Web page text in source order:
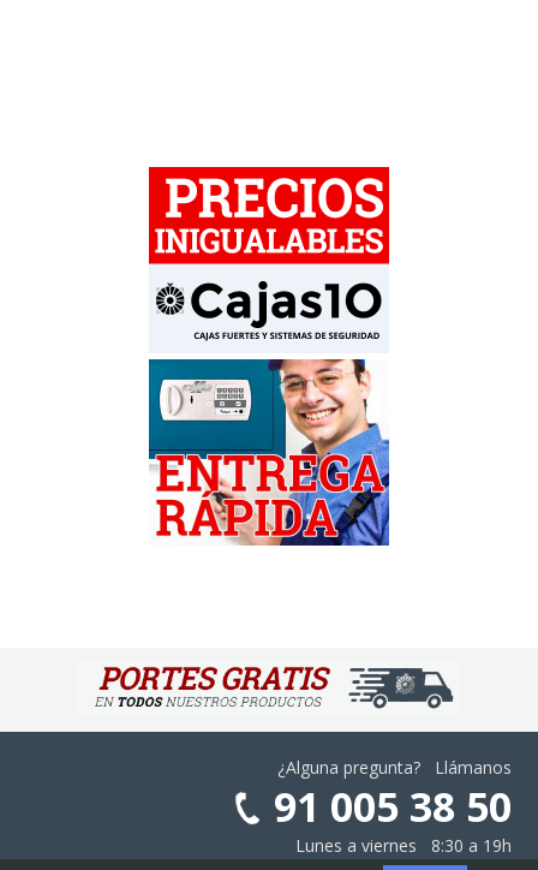
¿Alguna pregunta? Llámanos
91 005 38 50
Lunes a viernes 8:30 a 19h